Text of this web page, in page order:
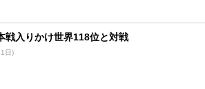
戦入りかけ世界118位と対戦
日)